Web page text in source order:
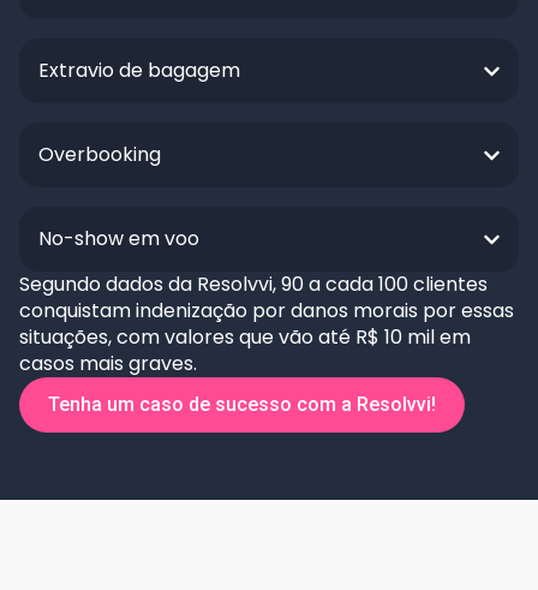
Extravio de bagagem
Overbooking
No-show em voo
Segundo dados da Resolvvi, 90 a cada 100 clientes
conquistam indenização por danos morais por essas
situações, com valores que vão até R$ 10 mil em
casos mais graves.
Tenha um caso de sucesso com a Resolvvi!